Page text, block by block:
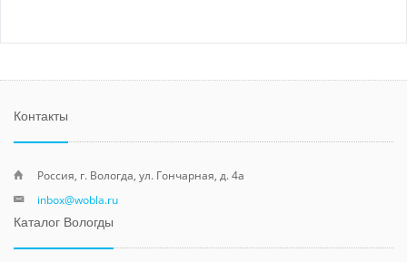
Контакты
Россия, г. Вологда, ул. Гончарная, д. 4а
inbox@wobla.ru
Каталог Вологды